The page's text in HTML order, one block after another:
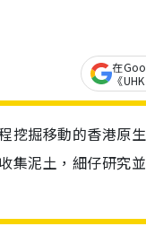
在
《
挖掘移動的香港原
集泥土，細仔研究